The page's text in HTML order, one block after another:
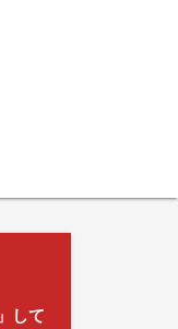
」して